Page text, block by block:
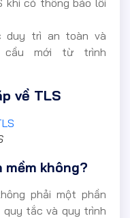
duy trì an toàn và
mới từ trình
về TLS
mềm không?
phải một phần
quy tắc và quy trình